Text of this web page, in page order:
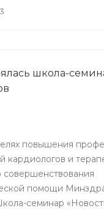
администрации МР
школа-
повышения
кардиологов и
помощи
семинар